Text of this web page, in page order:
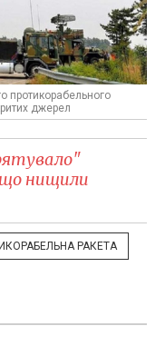
протикорабельного
джерел
нищили
РАКЕТА